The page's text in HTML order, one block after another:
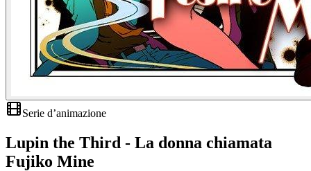
Serie d’animazione
Lupin the Third - La donna chiamata
Fujiko Mine